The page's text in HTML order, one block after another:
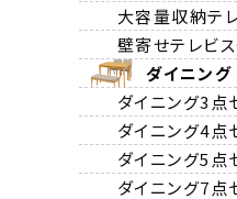
大容量収納テ
壁寄せテレビス
ダイニング
ダイニング3点
ダイニング4点
ダイニング5点
ダイニング7点